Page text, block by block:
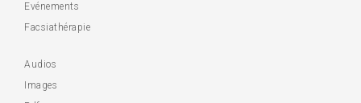
Evénements
Facsiathérapie
Audios
Images